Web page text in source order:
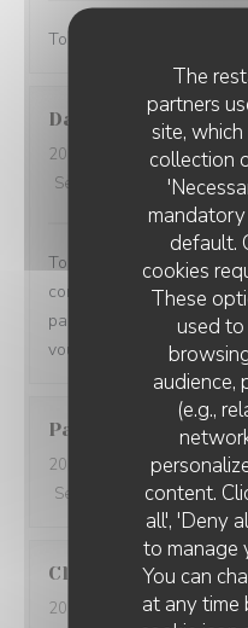
The
partners
site,
collection
default.
cookies
These
used
audience,
(e.g.,
content.
all', 'Deny
to manage
You can
at any time
Toujours servi avec
Damien
2026-08-01
- 19:15 -
Service
Ambiance:5/
Toujours un plaisir de
commence toujours par
parfait si service à la
vous
Pascal
2026-07-31
- 20:45 -
Service
Ambiance :5/
Claire
2026-07-30
- 20:30 -